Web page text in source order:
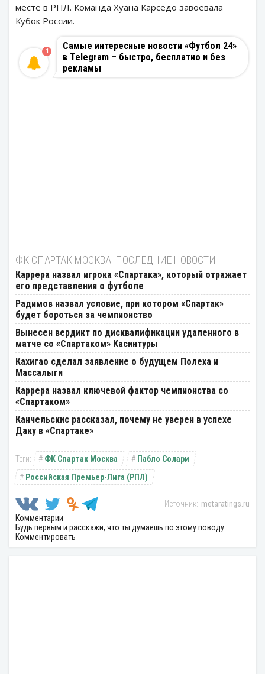
месте в РПЛ. Команда Хуана Карседо завоевала
Кубок России.
Самые интересные новости «Футбол 24»
в Telegram – быстро, бесплатно и без
рекламы
1
ФК СПАРТАК МОСКВА: ПОСЛЕДНИЕ НОВОСТИ
Каррера назвал игрока «Спартака», который отражает
его представления о футболе
Радимов назвал условие, при котором «Спартак»
будет бороться за чемпионство
Вынесен вердикт по дисквалификации удаленного в
матче со «Спартаком» Касинтуры
Кахигао сделал заявление о будущем Полеха и
Массалыги
Каррера назвал ключевой фактор чемпионства со
«Спартаком»
Канчельскис рассказал, почему не уверен в успехе
Даку в «Спартаке»
ФК Спартак Москва
Пабло Солари
Российская Премьер-Лига (РПЛ)
metaratings.ru
Комментарии
Будь первым и расскажи, что ты думаешь по этому поводу.
Комментировать